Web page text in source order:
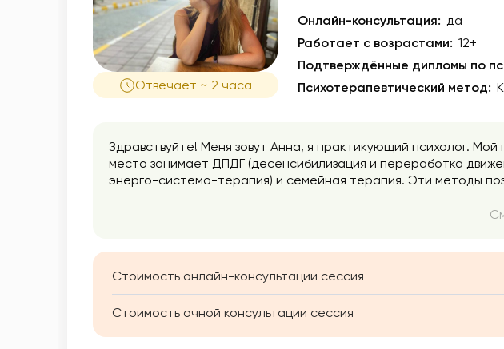
Отвечает ~ 2 часа
Онлайн-консультация: да
Работает с возрастами: 12+
Подтверждённые дипломы по
Психотерапевтический метод:
Здравствуйте! Меня зовут Анна, я практикующий психолог.
место занимает ДПДГ (десенсибилизация и переработка
энерго-системо-терапия) и семейная терапия. Эти методы
Стоимость онлайн-консультации сессия
Стоимость очной консультации сессия